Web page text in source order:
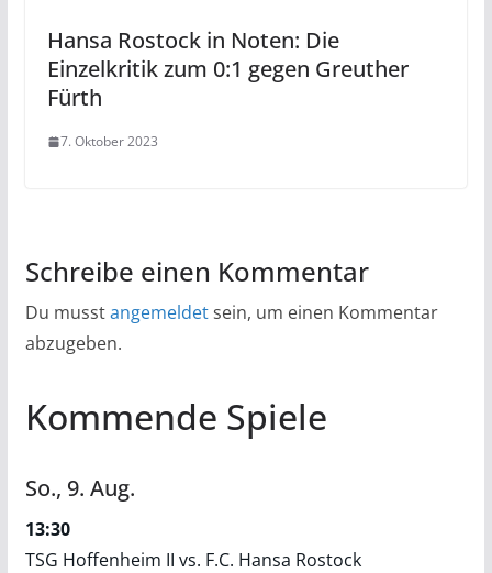
Hansa Rostock in Noten: Die
Einzelkritik zum 0:1 gegen Greuther
Fürth
7. Oktober 2023
Schreibe einen Kommentar
Du musstangemeldetsein, um einen Kommentar
abzugeben.
Kommende Spiele
So., 9. Aug.
13:30
TSG Hoffenheim II vs. F.C. Hansa Rostock